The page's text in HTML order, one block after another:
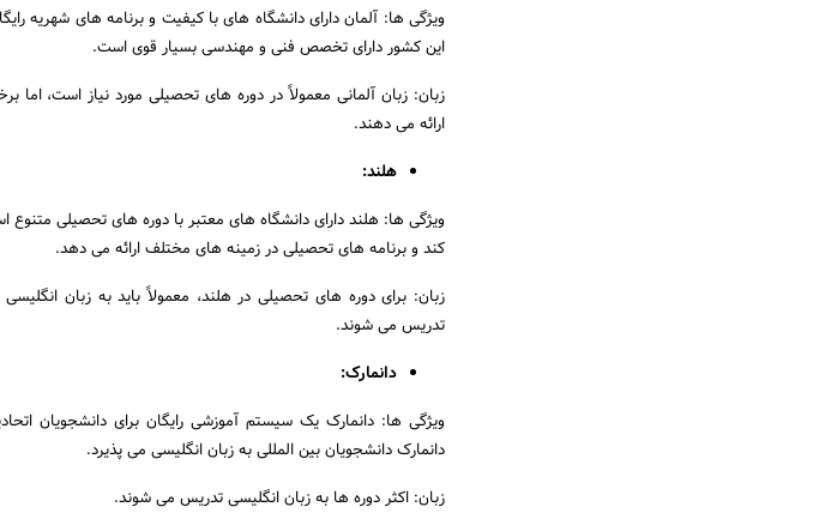
ویژگی ها: آلمان دارای دانشگاه های با کیفیت و برنامه های شهریه
این کشور دارای تخصص فنی و مهندسی بسیار قوی است.
زبان: زبان آلمانی معمولاً در دوره های تحصیلی مورد نیاز است، اما
ارائه می دهند.
هلند:
ویژگی ها: هلند دارای دانشگاه های معتبر با دوره های تحصیلی
کند و برنامه های تحصیلی در زمینه های مختلف ارائه می دهد.
زبان: برای دوره های تحصیلی در هلند، معمولاً باید به زبان
تدریس می شوند.
دانمارک:
ویژگی ها: دانمارک یک سیستم آموزشی رایگان برای دانشجویان
دانمارک دانشجویان بین المللی به زبان انگلیسی می پذیرد.
زبان: اکثر دوره ها به زبان انگلیسی تدریس می شوند.